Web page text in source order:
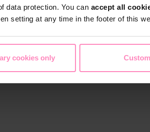
data protection. You can accept all
setting at any time in the footer of this
cookies only